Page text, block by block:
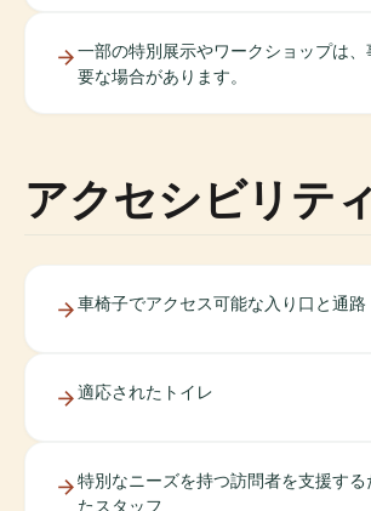
一部の特別展示やワークショップは
要な場合があります。
アクセシビリティ
車椅子でアクセス可能な入り口と通路
適応されたトイレ
特別なニーズを持つ訪問者を支援す
たスタッフ